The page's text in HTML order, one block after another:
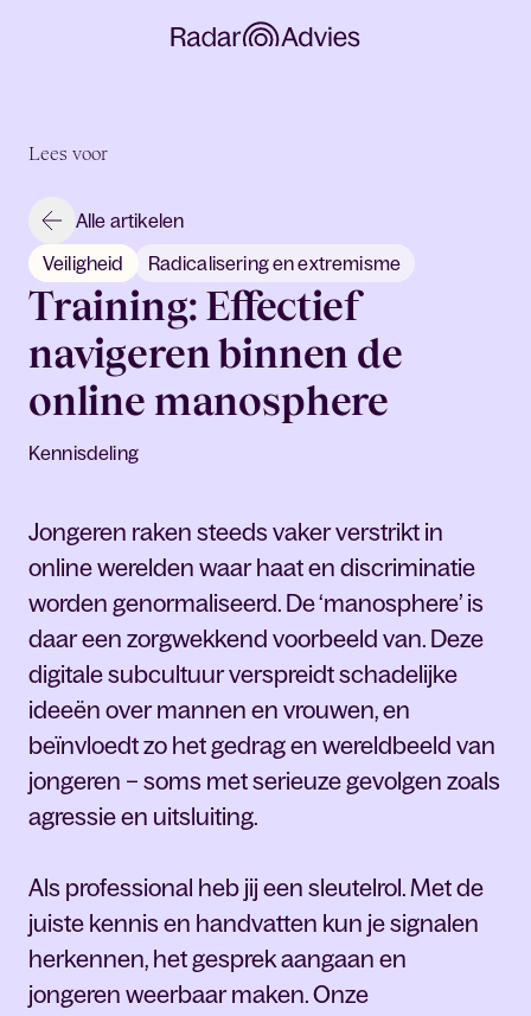
Lees voor
Alle artikelen
Veiligheid
Radicalisering en extremisme
Training: Effectief
navigeren binnen de
online manosphere
Kennisdeling
Jongeren raken steeds vaker verstrikt in
online werelden waar haat en discriminatie
worden genormaliseerd. De ‘manosphere’ is
daar een zorgwekkend voorbeeld van. Deze
digitale subcultuur verspreidt schadelijke
ideeën over mannen en vrouwen, en
beïnvloedt zo het gedrag en wereldbeeld van
jongeren – soms met serieuze gevolgen zoals
agressie en uitsluiting.
Als professional heb jij een sleutelrol. Met de
juiste kennis en handvatten kun je signalen
herkennen, het gesprek aangaan en
jongeren weerbaar maken. Onze